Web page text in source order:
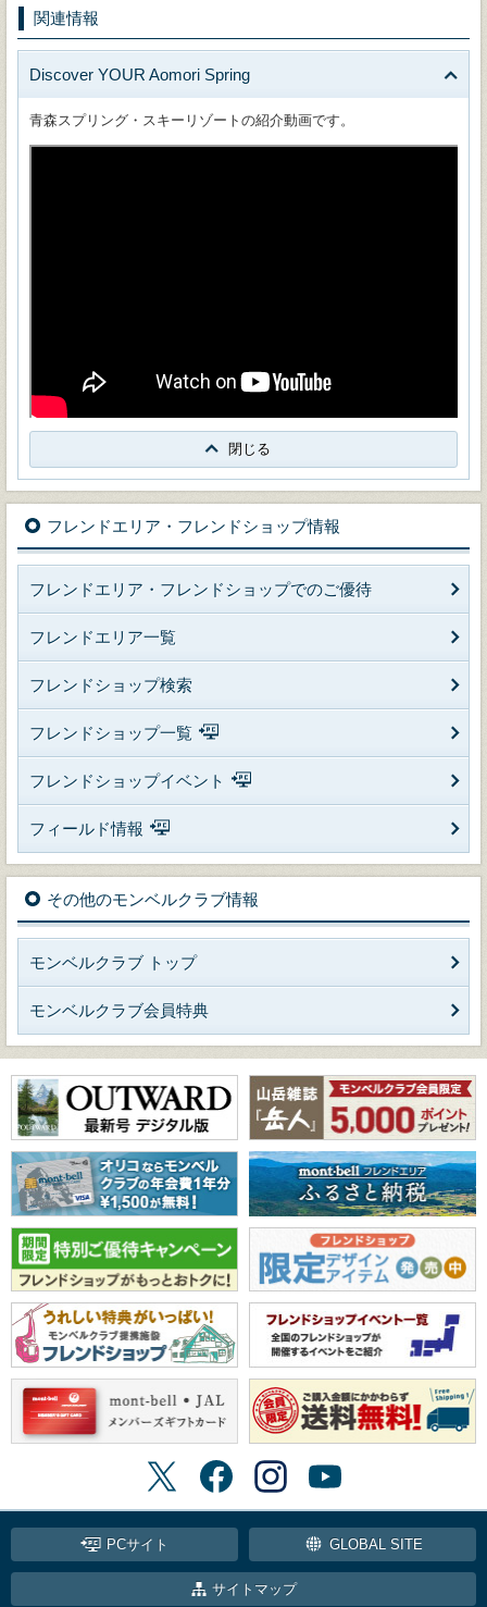
関連情報
Discover YOUR Aomori Spring
青森スプリング・スキーリゾートの紹介動画です。
閉じる
フレンドエリア・フレンドショップ情報
フレンドエリア・フレンドショップでのご優待
フレンドエリア一覧
フレンドショップ検索
フレンドショップ一覧
フレンドショップイベント
フィールド情報
その他のモンベルクラブ情報
モンベルクラブ トップ
モンベルクラブ会員特典
PCサイト GLOBAL SITE
サイトマップ